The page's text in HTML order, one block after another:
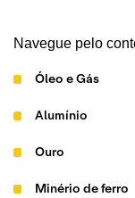
Navegue pelo
Óleo e Gás
Alumínio
Ouro
Minério de ferro